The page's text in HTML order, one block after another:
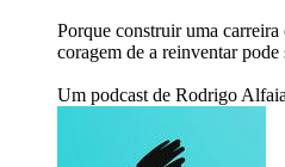
Porque construir uma
coragem de a reinventar
Um podcast de Rodrigo